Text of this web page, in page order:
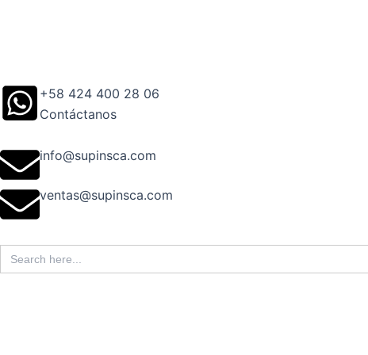
+58 424 400 28 06
Contáctanos
info@supinsca.com
ventas@supinsca.com
Search
for: